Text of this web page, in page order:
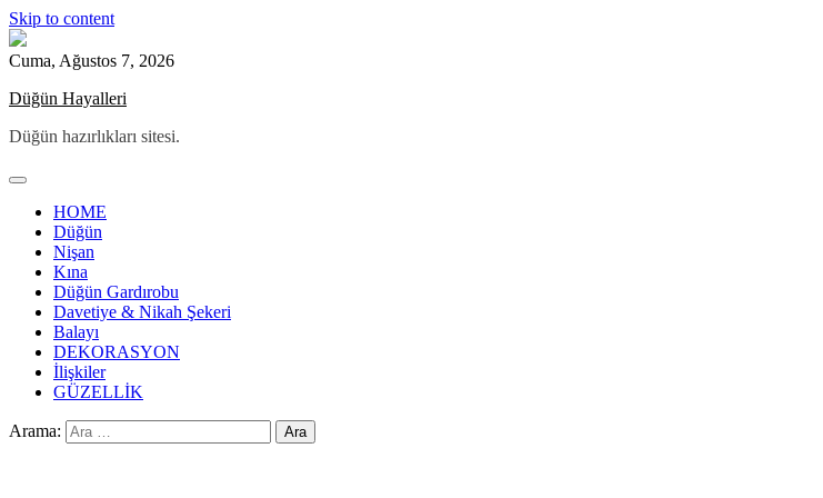
Skip to content
Cuma, Ağustos 7, 2026
Düğün Hayalleri
Düğün hazırlıkları sitesi.
HOME
Düğün
Nişan
Kına
Düğün Gardırobu
Davetiye & Nikah Şekeri
Balayı
DEKORASYON
İlişkiler
GÜZELLİK
Arama: